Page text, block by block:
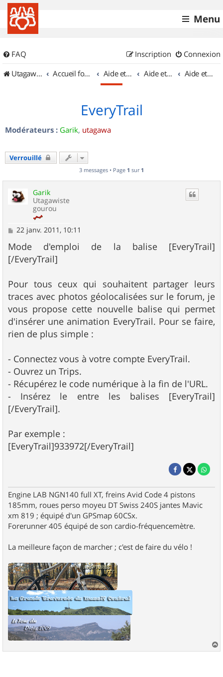
Menu
FAQ Connexion
Inscription
UtagawaVTT (Randos VTT et VTTAE avec traces GPS)
Accueil forum Aide et documentation Aide et documentation Aide et documentation des balises
EveryTrail
Modérateurs : Garik, utagawa
Verrouillé
3 messages • Page 1 sur 1
Garik
Utagawiste
gourou
M
s
s
a
22 janv. 2011, 10:11
Mode d'emploi de la balise [EveryTrail]
[/EveryTrail]
Pour tous ceux qui souhaitent partager leurs
traces avec photos géolocalisées sur le forum, je
vous propose cette nouvelle balise qui permet
d'insérer une animation EveryTrail. Pour se faire,
rien de plus simple :
- Connectez vous à votre compte EveryTrail.
- Ouvrez un Trips.
- Récupérez le code numérique à la fin de l'URL.
- Insérez le entre les balises [EveryTrail]
[/EveryTrail].
Par exemple :
[EveryTrail]933972[/EveryTrail]
Engine LAB NGN140 full XT, freins Avid Code 4 pistons
185mm, roues perso moyeu DT Swiss 240S jantes Mavic
xm 819 ; équipé d'un GPSmap 60CSx.
Forerunner 405 équipé de son cardio-fréquencemètre.
La meilleure façon de marcher ; c'est de faire du vélo !
a